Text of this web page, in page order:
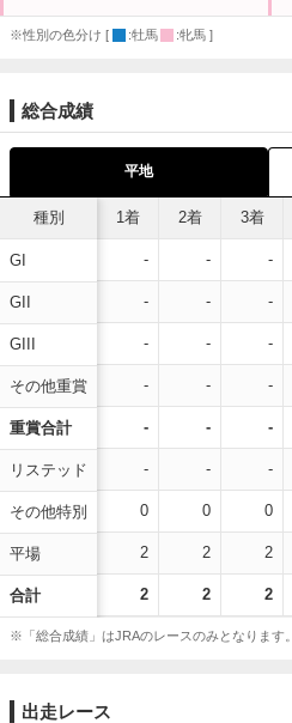
※性別の色分け [ :牡馬 :牝馬 ]
総合成績
平地
種別
GI
GII
GIII
その他重賞
重賞合計
リステッド
その他特別
平場
合計
1着 2着 3着
- - -
- - -
- - -
- - -
- - -
- - -
0 0 0
2 2 2
2 2 2
※「総合成績」はJRAのレースのみとなります。
出走レース